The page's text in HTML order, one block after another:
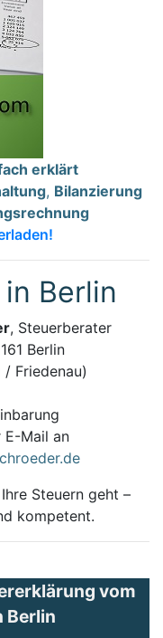
erklärt
, Bilanzierung
Berlin
, Steuerberater
Berlin
Friedenau)
Mail an
Steuern geht –
kompetent.
vom
Berlin